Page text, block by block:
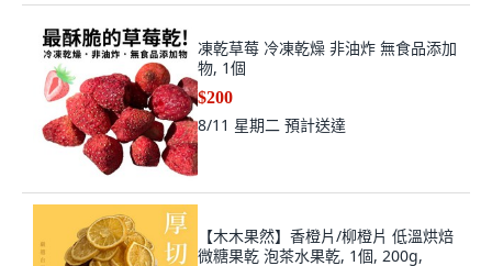
凍乾草莓 冷凍乾燥 非油炸 無食品添加
物, 1個
$200
8/11 星期二 預計送達
【木木果然】香橙片/柳橙片 低溫烘焙
微糖果乾 泡茶水果乾, 1個, 200g,